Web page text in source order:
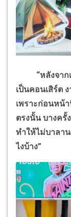
“หลังจากเดื
เป็นคอนเสิร์ต
เพราะก่อนหน้
ตรงนั้น บางครั้
ทำให้ไม่บาลา
ไงบ้าง”